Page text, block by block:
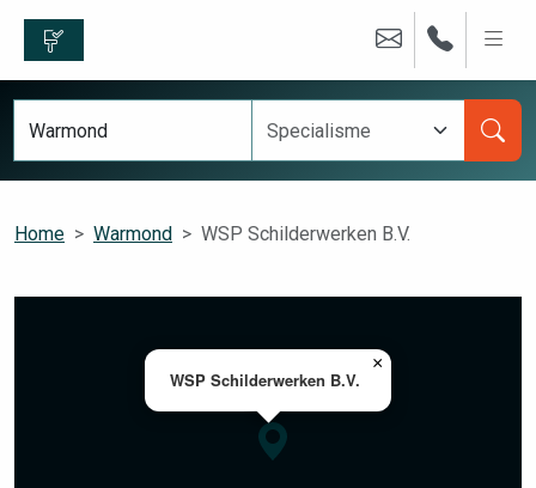
Home Warmond WSP Schilderwerken B.V.
WSP Schilderwerken B.V.
×